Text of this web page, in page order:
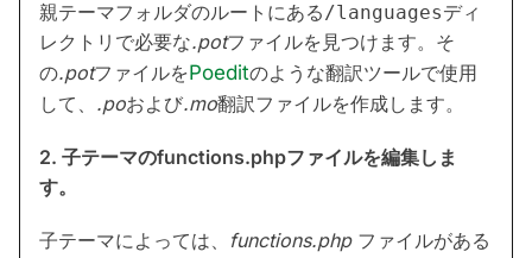
親テーマフォルダのルートにある/languagesディ
レクトリで必要な.potファイルを見つけます。そ
の.potファイルをPoeditのような翻訳ツールで使用
して、 .poおよび.mo翻訳ファイルを作成します。
2. 子テーマのfunctions.phpファイルを編集しま
す。
子テーマによっては、 functions.phpファイルがある